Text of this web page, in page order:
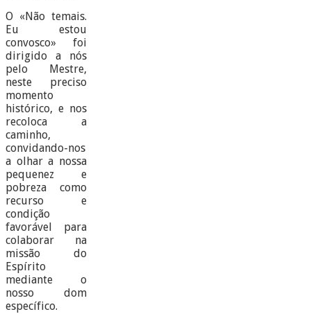
O «Não temais.
Eu estou
convosco» foi
dirigido a nós
pelo Mestre,
neste preciso
momento
histórico, e nos
recoloca a
caminho,
convidando-nos
a olhar a nossa
pequenez e
pobreza como
recurso e
condição
favorável para
colaborar na
missão do
Espírito
mediante o
nosso dom
específico.